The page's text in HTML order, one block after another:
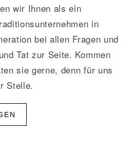
wir Ihnen als ein
in
bei allen Fragen und
Tat zur Seite. Kommen
sie gerne, denn für uns
Stelle.